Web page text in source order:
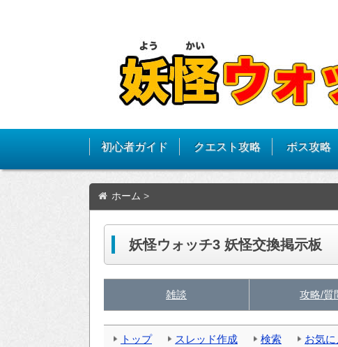
初心者ガイド クエスト攻略 ボス攻略
ホーム >
妖怪ウォッチ3 妖怪交換掲示板
雑談 攻略/質
トップ スレッド作成 検索 お気に